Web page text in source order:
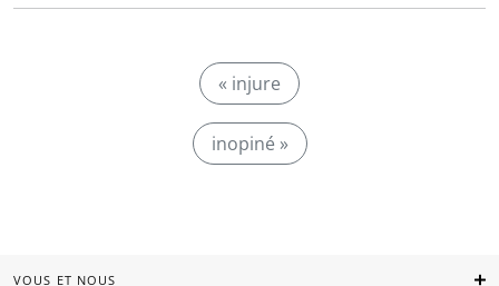
« injure
inopiné »
VOUS ET NOUS